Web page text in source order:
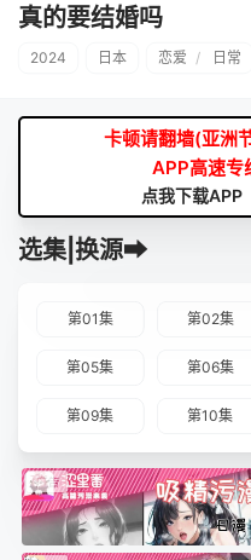
真的要结婚吗
2024 日本 恋爱 / 日常
卡顿请翻墙(亚洲
APP高速专
点我下载APP
选集|换源➡
第01集 第02集
第05集 第06集
第09集 第10集